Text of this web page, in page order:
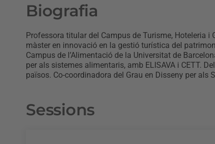
Biografia
Professora titular del Campus de Turisme, Hoteleria
màster en innovació en la gestió turística del
Campus de l’Alimentació de la Universitat de
per als sistemes alimentaris, amb ELISAVA i CETT.
països. Co-coordinadora del Grau en Disseny per als
Sessions